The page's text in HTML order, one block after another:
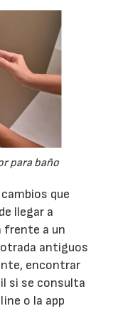
para baño
que
llegar a
frente a un
antiguos
encontrar
si se consulta
o la app